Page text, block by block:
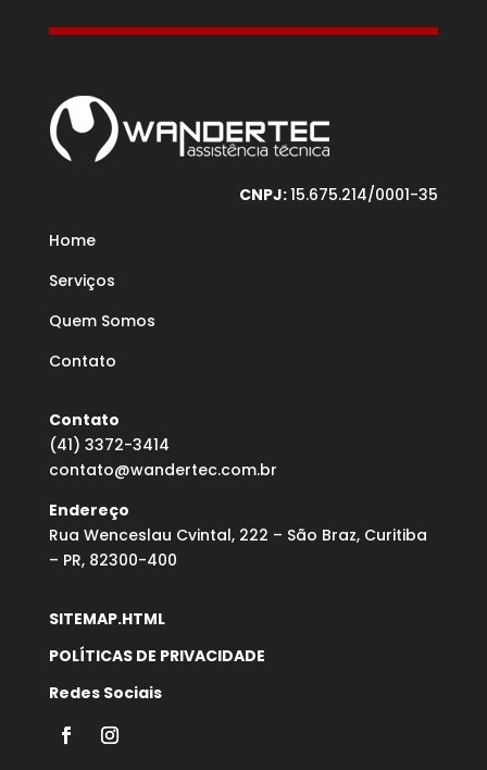
CNPJ:15.675.214/0001-35
Home
Serviços
Quem Somos
Contato
Contato
(41) 3372-3414
contato@wandertec.com.br
Endereço
Rua Wenceslau Cvintal, 222 – São Braz, Curitiba
– PR, 82300-400
SITEMAP.HTML
POLÍTICAS DE PRIVACIDADE
Redes Sociais